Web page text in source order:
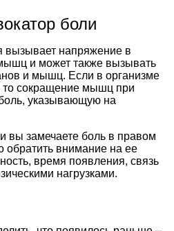
боли
вызывает напряжение в
и может также вызывать
и мышц. Если в организме
то сокращение мышц при
указывающую на
вы замечаете боль в правом
обратить внимание на ее
время появления, связь
нагрузками.